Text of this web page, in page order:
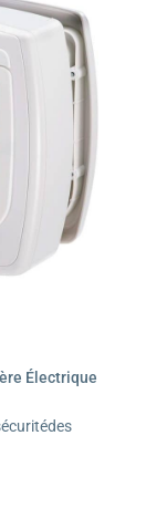
Électrique